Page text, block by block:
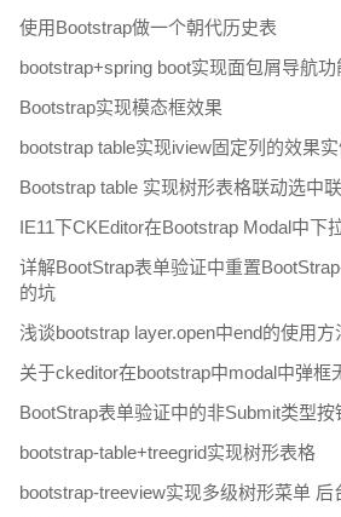
使用Bootstrap做一个朝代历史表
bootstrap+spring boot实现面包屑导航
Bootstrap实现模态框效果
bootstrap table实现iview固定列的效果
Bootstrap table 实现树形表格联动选中
IE11下CKEditor在Bootstrap Modal中下
详解BootStrap表单验证中重置
的坑
浅谈bootstrap layer.open中end的使用方
关于ckeditor在bootstrap中modal中弹框
BootStrap表单验证中的非Submit类型
bootstrap-table+treegrid实现树形表格
bootstrap-treeview实现多级树形菜单